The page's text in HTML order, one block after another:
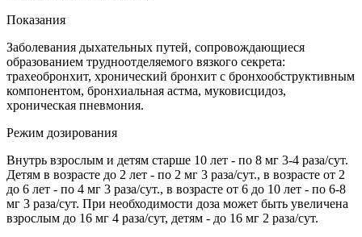
Показания
Заболевания дыхательных путей, сопровождающиеся
образованием трудноотделяемого вязкого секрета:
трахеобронхит, хронический бронхит с бронхообструктивным
компонентом, бронхиальная астма, муковисцидоз,
хроническая пневмония.
Режим дозирования
Внутрь взрослым и детям старше 10 лет - по 8 мг 3-4 раза/сут.
Детям в возрасте до 2 лет - по 2 мг 3 раза/сут., в возрасте от 2
до 6 лет - по 4 мг 3 раза/сут., в возрасте от 6 до 10 лет - по 6-8
мг 3 раза/сут. При необходимости доза может быть увеличена
взрослым до 16 мг 4 раза/сут, детям - до 16 мг 2 раза/сут.